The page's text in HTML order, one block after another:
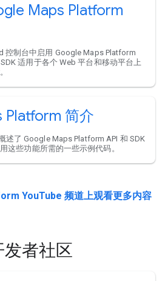
Maps Platform
控制台中启用 Google Maps Platform
适用于各个 Web 平台和移动平台上
简介
述了 Google Maps Platform API 和 SDK
这些功能所需的一些示例代码。
YouTube 频道上观看更多内容
者社区